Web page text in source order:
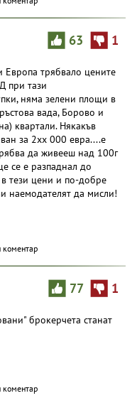
63 1
Европа трябвало цените
при тази
няма зелени площи в
вада, Борово и
квартали. Някакъв
за 2хх 000 евра....е
да живееш над 100г
се е разпаднал до
тези цени и по-добре
наемодателят да мисли!
коментар
77 1
брокерчета станат
коментар